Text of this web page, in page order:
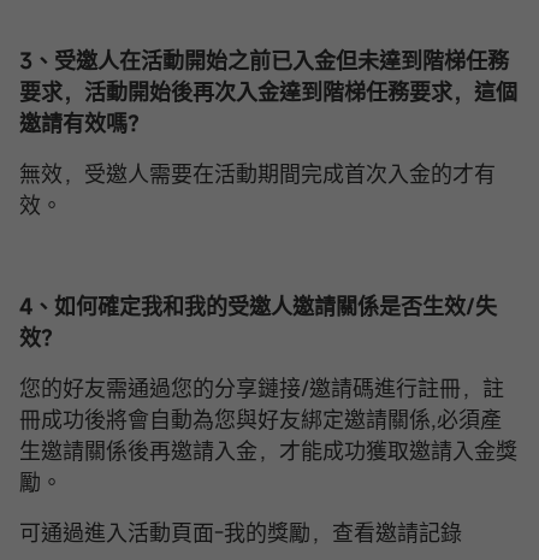
3、受邀人在活動開始之前已入金但未達到階梯任務
要求，活動開始後再次入金達到階梯任務要求，這個
邀請有效嗎？
無效，受邀人需要在活動期間完成首次入金的才有
效。
4、如何確定我和我的受邀人邀請關係是否生效/失
效？
您的好友需通過您的分享鏈接/邀請碼進行註冊，註
冊成功後將會自動為您與好友綁定邀請關係,必須產
生邀請關係後再邀請入金，才能成功獲取邀請入金獎
勵。
可通過進入活動頁面-我的獎勵，查看邀請記錄